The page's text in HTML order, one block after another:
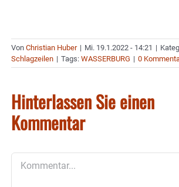
Von Christian Huber | Mi. 19.1.2022 - 14:21 |
Schlagzeilen | Tags: WASSERBURG | 0
Hinterlassen Sie einen
Kommentar